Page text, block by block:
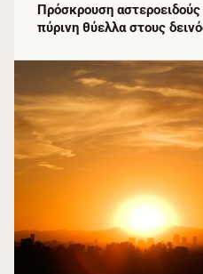
Πρόσκρουση
πύρινη θύελλα στους